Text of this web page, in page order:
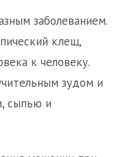
заболеванием.
клещ,
к человеку.
зудом и
сыпью и